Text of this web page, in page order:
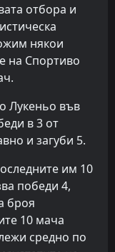
2
1
отбора и
някои
на Спортиво
Лукеньо във
в 3 от
и загуби 5.
им 10
победи 4,
броя
10 мача
средно по